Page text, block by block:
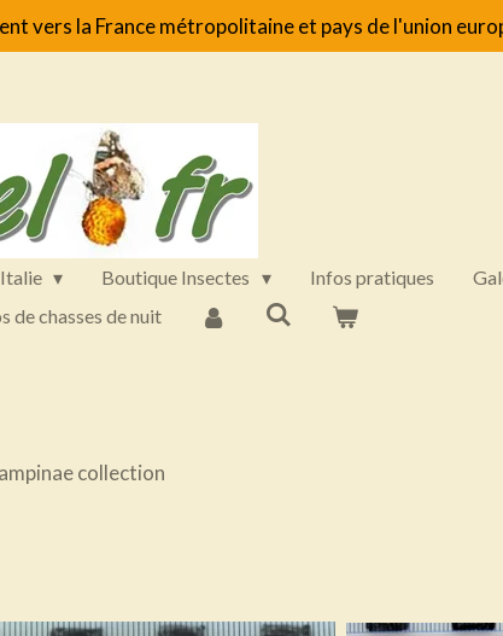
vers la France métropolitaine et pays de l'union
Boutique Insectes Infos pratiques
de chasses de nuit
collection